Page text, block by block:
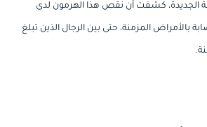
الجديدة، كشفت أن نقص هذا الهرمون لدى
بالأمراض المزمنة، حتى بين الرجال الذين تبلغ